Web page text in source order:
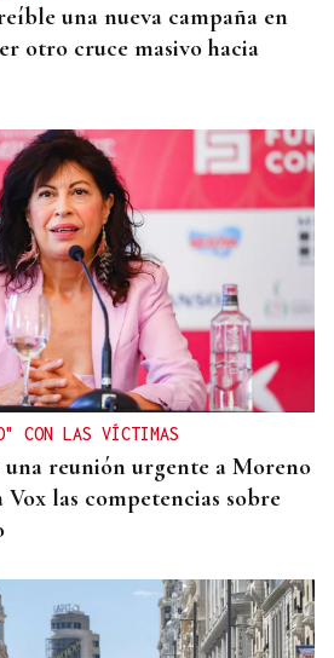
una nueva campaña en
otro cruce masivo hacia
CON LAS VÍCTIMAS
reunión urgente a Moreno
las competencias sobre